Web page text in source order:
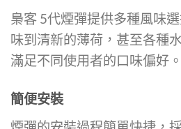
梟客 5代煙彈提供多種風味
味到清新的薄荷，甚至各種
滿足不同使用者的口味偏好。
簡便安裝